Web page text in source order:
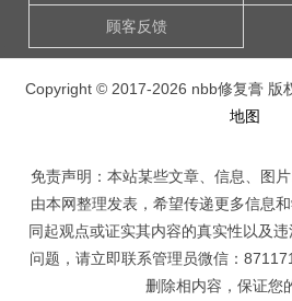
顾客反馈
Copyright © 2017-2026 nbb修复膏 版
地图
免责声明：本站某些文章、信息、图
由本网整理发表，希望传递更多信息
同起观点或证实其内容的真实性以及
问题，请立即联系管理员微信：
删除相内容，保证您